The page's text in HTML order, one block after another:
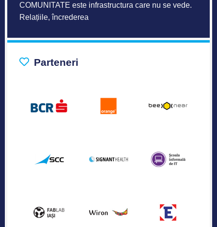
COMUNITATE este infrastructura care nu se vede.
Relațiile, încrederea
Parteneri